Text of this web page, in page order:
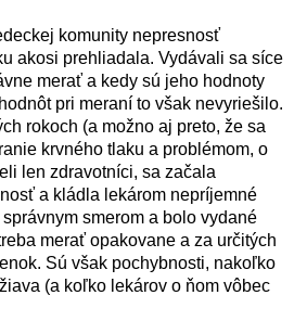
komunity nepresnosť
akosi prehliadala. Vydávali sa síce
vne merať a kedy sú jeho hodnoty
ôt pri meraní to však nevyriešilo.
ch rokoch (a možno aj preto, že sa
krvného tlaku a probl émom, o
len zdravotníci, sa začala
a kl ádla lekárom nepríjemné
ávnym smerom a bolo vydané
merať opakovane a za určitých
Sú však pochybnosti, nakoľko
(a koľko lekárov o ňom vôbec